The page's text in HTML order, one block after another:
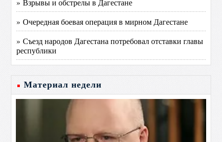
» Взрывы и обстрелы в Дагестане
» Очередная боевая операция в мирном Дагестане
» Съезд народов Дагестана потребовал отставки главы
республики
Материал недели